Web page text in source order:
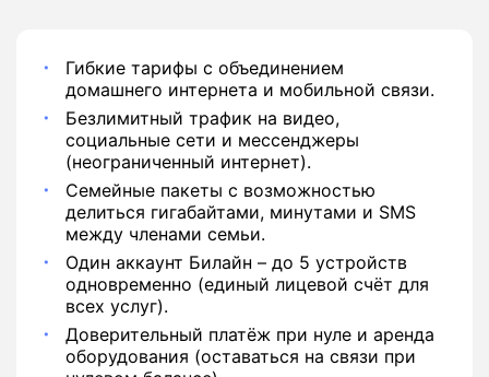
Гибкие тарифы с объединением
домашнего интернета и мобильной связи.
Безлимитный трафик на видео,
социальные сети и мессенджеры
(неограниченный интернет).
Семейные пакеты с возможностью
делиться гигабайтами, минутами и SMS
между членами семьи.
Один аккаунт Билайн – до 5 устройств
одновременно (единый лицевой счёт для
всех услуг).
Доверительный платёж при нуле и аренда
оборудования (оставаться на связи при